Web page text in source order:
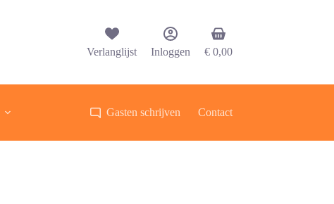
Verlanglijst Inloggen
Winkelwagen
€ 0,00
Gasten schrijven Contact